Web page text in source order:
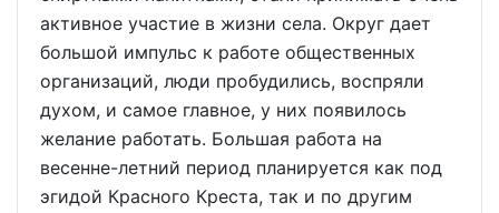
активное участие в жизни села. Округ дает
большой импульс к работе общественных
организаций, люди пробудились, воспряли
духом, и самое главное, у них появилось
желание работать. Большая работа на
весенне-летний период планируется как под
эгидой Красного Креста, так и по другим